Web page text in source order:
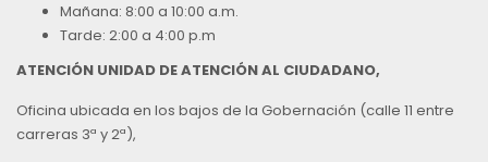
Mañana: 8:00 a 10:00 a.m.
Tarde: 2:00 a 4:00 p.m
ATENCIÓN UNIDAD DE ATENCIÓN AL CIUDADANO,
Oficina ubicada en los bajos de la Gobernación (calle 11 entre
carreras 3ª y 2ª),